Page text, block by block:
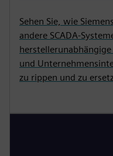
Sehen Sie, wie
andere SCADA-
und
zu rippen und zu